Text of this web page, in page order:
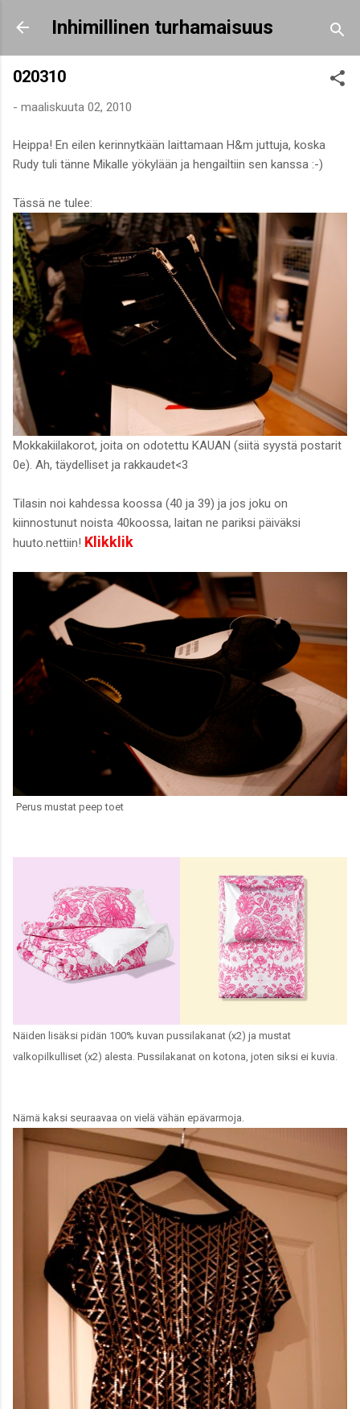
Siirry pääsisältöön
Inhimillinen turhamaisuus
020310
- maaliskuuta 02, 2010
Heippa! En eilen kerinnytkään laittamaan H&m juttuja, koska
Rudy tuli tänne Mikalle yökylään ja hengailtiin sen kanssa :-)
Tässä ne tulee:
Mokkakiilakorot, joita on odotettu KAUAN (siitä syystä postarit
0e). Ah, täydelliset ja rakkaudet<3
Tilasin noi kahdessa koossa (40 ja 39) ja jos joku on
kiinnostunut noista 40koossa, laitan ne pariksi päiväksi
huuto.nettiin! K likklik
Perus mustat peep toet
Näiden lisäksi pidän 100% kuvan pussilakanat (x2) ja mustat
valkopilkulliset (x2) alesta. Pussilakanat on kotona, joten siksi ei kuvia.
Nämä kaksi seuraavaa on vielä vähän epävarmoja.